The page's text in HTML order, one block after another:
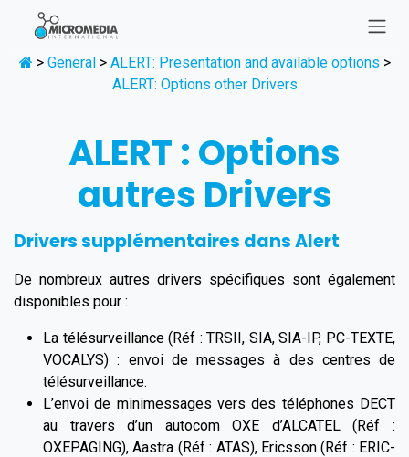
Se rendre au contenu
> General> ALERT: Presentation and available options >
ALERT: Options other Drivers
ALERT : Options
autres Drivers
Drivers supplémentaires dans Alert
De nombreux autres drivers spécifiques sont également
disponibles pour :
La télésurveillance (Réf : TRSII, SIA, SIA-IP, PC-TEXTE,
VOCALYS) : envoi de messages à des centres de
télésurveillance.
L’envoi de minimessages vers des téléphones DECT
au travers d’un autocom OXE d’ALCATEL (Réf :
OXEPAGING), Aastra (Réf : ATAS), Ericsson (Réf : ERIC-